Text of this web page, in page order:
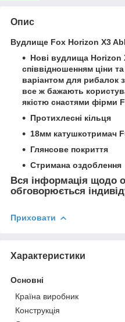
Опис
Вудлище Fox Horizon X3
Нові вудлища Horizon
співвідношенням ціни
варіантом для рибалок
все ж бажають
якістю снастями фірми
Протихлесні кільця
18мм катушкотримач
Глянсове покриття
Стримана оздоблення
Вся інформація щодо
обговорюється
Приховати
Характеристики
Основні
Країна виробник
Конструкція